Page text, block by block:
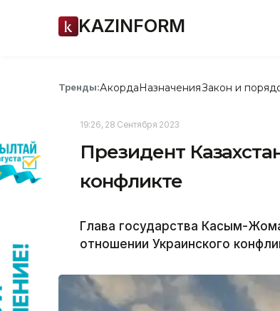
KAZINFORM
Тренды:АкордаНазначенияЗакон и
19:26, 28 Сентября 2023
Президент
конфликте
Глава государства Касым-
отношении Украинского